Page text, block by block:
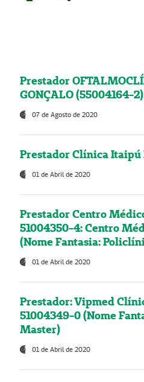
Prestador
GONÇALO (55004164-2)
07 de Agosto de 2020
Prestador Clínica Itaipú
01 de Abril de 2020
Prestador Centro
51004350-4: Centro
(Nome Fantasia:
01 de Abril de 2020
Prestador: Vipmed
51004349-0 (Nome
Master)
01 de Abril de 2020